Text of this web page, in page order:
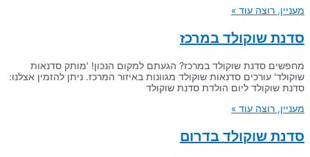
מעניין, רוצה עוד »
סדנת שוקולד במרכז
מחפשים סדנת שוקולד במרכז? הגעתם למקום הנכון! 'מותק סדנאות
שוקולד' עורכים סדנאות שוקולד מגוונות באיזור המרכז. ניתן להזמין אצלנו:
סדנת שוקולד ליום הולדת סדנת שוקולד
מעניין, רוצה עוד »
סדנת שוקולד בדרום